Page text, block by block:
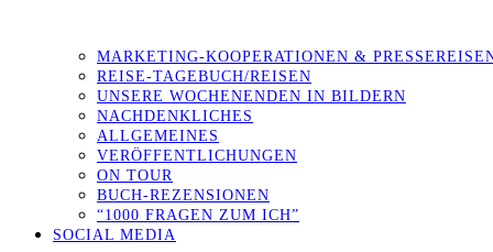
MARKETING-KOOPERATIONEN &
REISE-TAGEBUCH/REISEN
UNSERE WOCHENENDEN IN BILDERN
NACHDENKLICHES
ALLGEMEINES
VERÖFFENTLICHUNGEN
ON TOUR
BUCH-REZENSIONEN
“1000 FRAGEN ZUM ICH”
SOCIAL MEDIA